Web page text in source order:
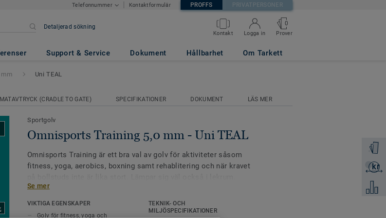
Telefonnummer Kontaktformulär PROFFS PRIVATPERSONER
Detaljerad sökning
Kontakt Logga in
0
Prover
Support & Service Dokument Hållbarhet Om Tarkett
- Uni TEAL
Beställ
kr
Jämför
Uni TEAL
(CRADLE TO GATE) SPECIFIKATIONER DOKUMENT LÄS MER
Sportgolv
Omnisports Training 5,0 mm - Uni TEAL
Omnisports Training är ett bra val av golv för aktiviteter såsom
fitness, yoga, aerobics, boxning samt rehablitering och när kravet
högt motstånd mot repor och är lätt att underhålla. Omnisports
Se mer
VIKTIGA EGENSKAPER
Golv för fitness, yoga och
TEKNIK- OCH
MILJÖSPECIFIKATIONER